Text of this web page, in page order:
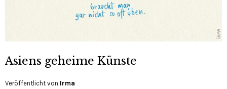
Asiens geheime Künste
Veröffentlicht von Irma